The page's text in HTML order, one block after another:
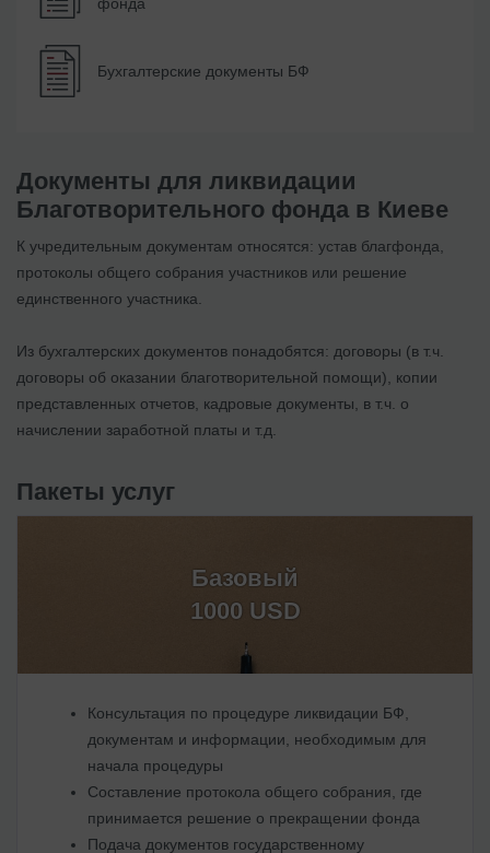
Бухгалтерские документы БФ
Документы для ликвидации
Благотворительного фонда в Киеве
К учредительным документам относятся: устав благфонда,
протоколы общего собрания участников или решение
единственного участника.
Из бухгалтерских документов понадобятся: договоры (в т.ч.
договоры об оказании благотворительной помощи), копии
представленных отчетов, кадровые документы, в т.ч. о
начислении заработной платы и т.д.
Пакеты услуг
Базовый
1000 USD
Консультация по процедуре ликвидации БФ,
документам и информации, необходимым для
начала процедуры
Составление протокола общего собрания, где
принимается решение о прекращении фонда
Подача документов государственному